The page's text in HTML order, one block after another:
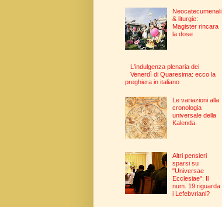
Neocatecumenali
& liturgie:
Magister rincara
la dose
L'indulgenza plenaria dei
Venerdì di Quaresima: ecco la
preghiera in italiano
Le variazioni alla
cronologia
universale della
Kalenda.
Altri pensieri
sparsi su
"Universae
Ecclesiae": Il
num. 19 riguarda
i Lefebvriani?